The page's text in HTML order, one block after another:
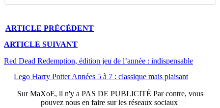
ARTICLE PRÉCÉDENT
ARTICLE SUIVANT
Red Dead Redemption, édition jeu de l’année : indispensable
Lego Harry Potter Années 5 à 7 : classique mais plaisant
SurMaXoE, il n'y a PAS DE PUBLICITÉ Par contre, vous
pouvez nous en faire sur les réseaux sociaux